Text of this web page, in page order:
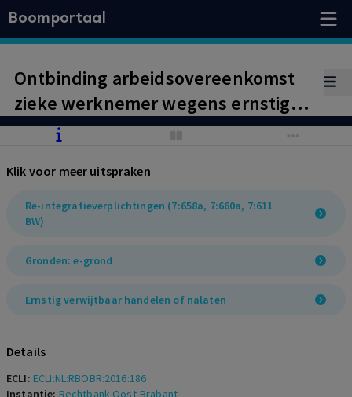
Boomportaal
Ontbinding arbeidsovereenkomst
zieke werknemer wegens ernstig
verwijtbaar handelen. Werknemer
de hoogte. Werkgever heeft
gedurende bijna twee jaar veel
geduld gehad, is communicatief
geweest en heeft de werknemer
integreren en zich beter aan regels
Klik voor meer uitspraken
Re-integratieverplichtingen (7:658a, 7:660a, 7:611
BW)
Gronden: e-grond
Ernstig verwijtbaar handelen of nalaten
Details
ECLI: ECLI:NL:RBOBR:2016:186
Instantie: Rechtbank Oost-Brabant